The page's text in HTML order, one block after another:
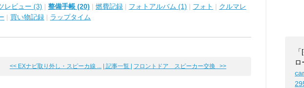
レビュー (3) | 整備手帳 (20) | 燃費記録 | フォトアルバム (1) | フォト | クルマレ
| 買い物記録 | ラップタイム
<< EXナビ取り外し・スピーカ線 ... | 記事一覧 | フロントドア スピーカー交換 >>
ロ